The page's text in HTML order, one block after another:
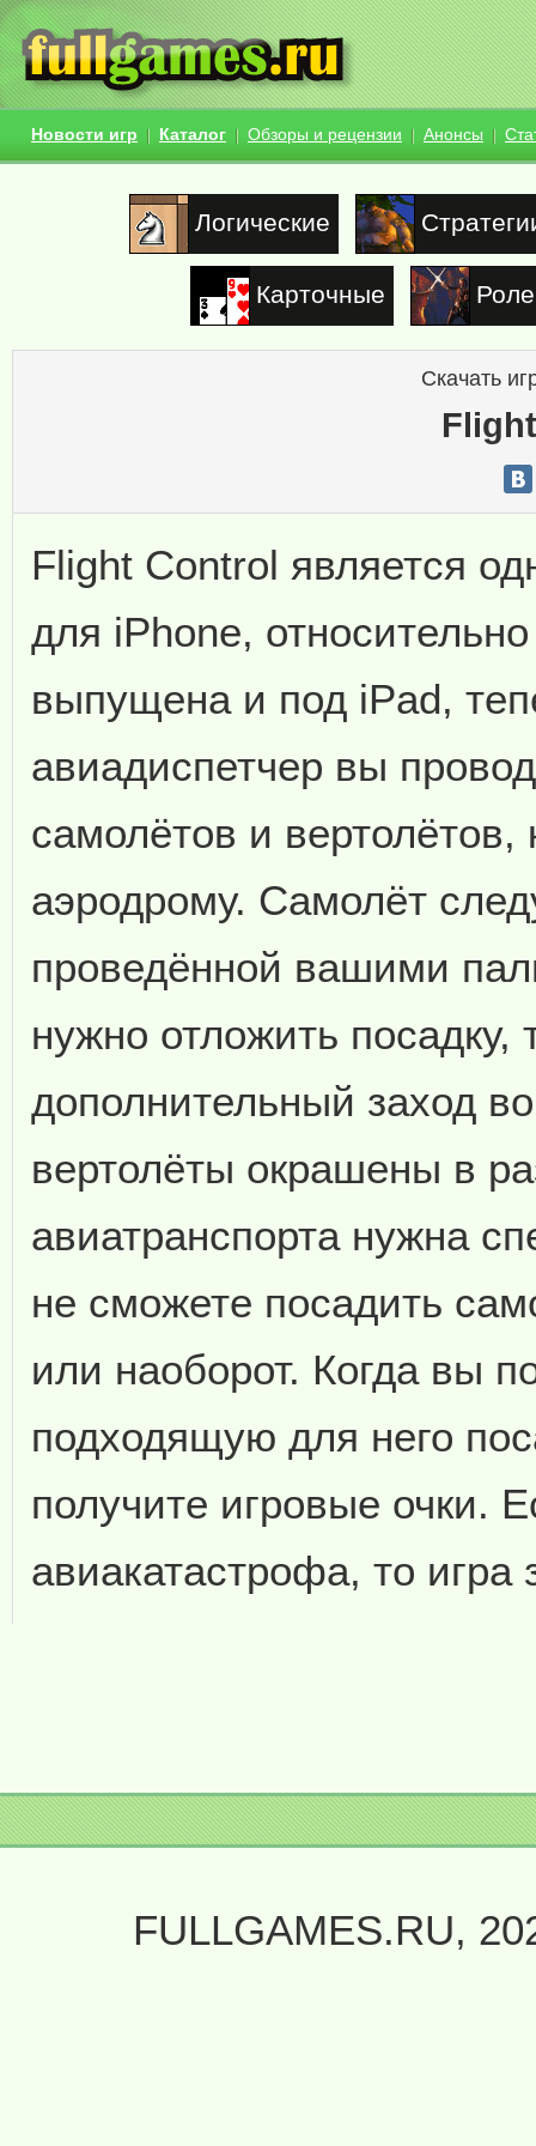
Новости игр Каталог Обзоры и рецензии Анонсы
Логические
Карточные
Скачать
Flight Control является
для iPhone,
выпущена и под iPad,
авиадиспетчер вы
самолётов и вертолётов,
аэродрому. Самолёт
проведённой вашими
нужно отложить посадку,
дополнительный заход
вертолёты окрашены в
авиатранспорта нужна
не сможете посадить
или наоборот. Когда вы
подходящую для него
получите игровые очки.
авиакатастрофа, то игра
FULLGAMES.RU,